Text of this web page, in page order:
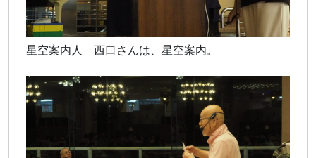
星空案内人 西口さんは、星空案内。